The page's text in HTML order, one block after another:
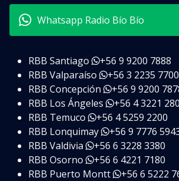
Whatsapp Radio Bío Bío
RBB Santiago
+56 9 9200 7888
RBB Valparaíso
+56 3 2235 7700
RBB Concepción
+56 9 9200
RBB Los Ángeles
+56 4 3221
RBB Temuco
+56 4 5259 2200
RBB Lonquimay
+56 9 7776
RBB Valdivia
+56 6 3228 3380
RBB Osorno
+56 6 4221 7180
RBB Puerto Montt
+56 6 5222